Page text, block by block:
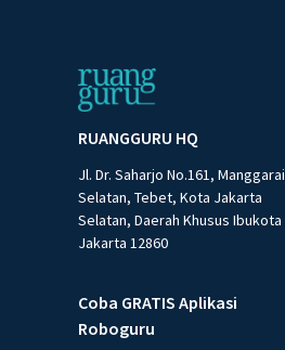
RUANGGURU HQ
Jl. Dr. Saharjo No.161, Manggarai
Selatan, Tebet, Kota Jakarta
Selatan, Daerah Khusus Ibukota
Jakarta 12860
Coba GRATIS Aplikasi
Roboguru